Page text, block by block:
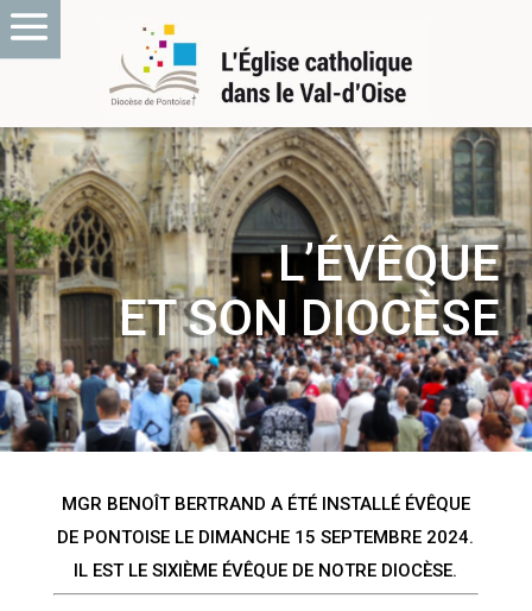
L’ÉVÊQUE
ET SON DIOCÈSE
MGR BENOÎT BERTRAND A ÉTÉ INSTALLÉ ÉVÊQUE
DE PONTOISE LE DIMANCHE 15 SEPTEMBRE 2024.
IL EST LE SIXIÈME ÉVÊQUE DE NOTRE DIOCÈSE.